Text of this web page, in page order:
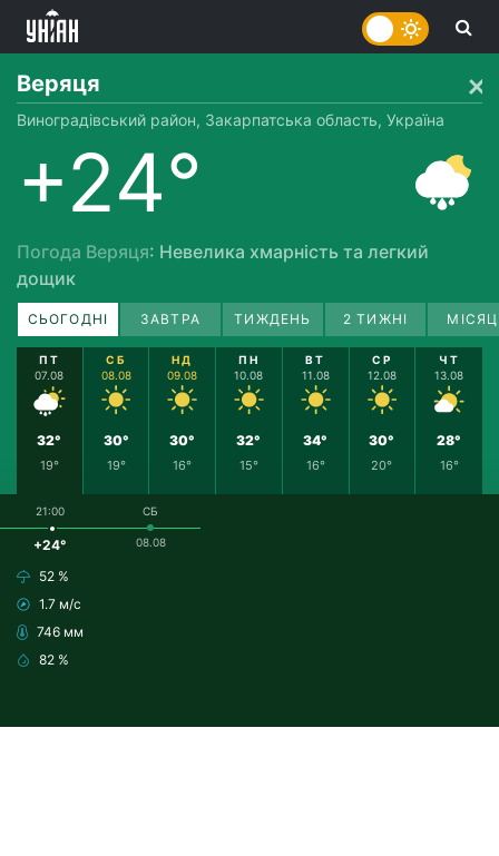
Веряця
Виноградівський район, Закарпатська область, Україна
+24°
Погода Веряця: Невелика хмарність та легкий
дощик
СЬОГОДНІ ЗАВТРА ТИЖДЕНЬ 2 ТИЖНІ
ПТ
07.08
32°
19°
СБ
08.08
30°
19°
НД
09.08
30°
16°
ПН
10.08
32°
15°
ВТ
11.08
34°
16°
СР
12.08
30°
20°
ЧТ
13.08
28°
16°
21:00
+24°
52 %
1.7 м/с
746 мм
82 %
СБ
08.08